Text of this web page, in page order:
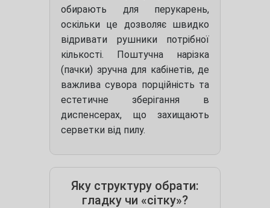
обирають для перукарень,
оскільки це дозволяє швидко
відривати рушники потрібної
кількості. Поштучна нарізка
(пачки) зручна для кабінетів, де
важлива сувора порційність та
естетичне зберігання в
диспенсерах, що захищають
серветки від пилу.
Яку структуру обрати:
гладку чи «сітку»?